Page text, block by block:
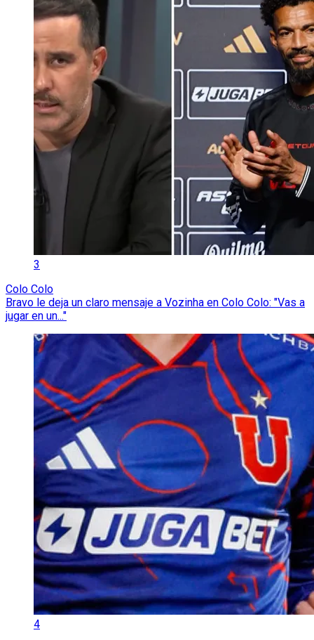
3
Colo Colo
Bravo le deja un claro mensaje a Vozinha en Colo Colo: "Vas a
jugar en un..."
4